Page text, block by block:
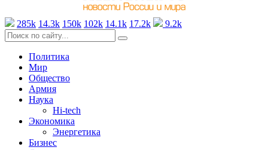
285k 14.3k 150k 102k 14.1k 17.2k 9.2k
Политика
Мир
Общество
Армия
Наука
Hi-tech
Экономика
Энергетика
Бизнес